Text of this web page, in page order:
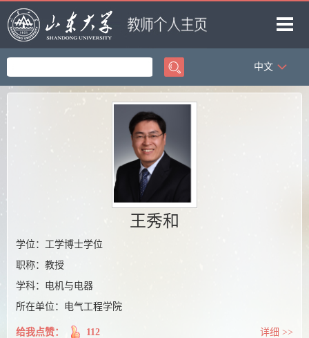
首页
中文
王秀和
学位：工学博士学位
职称：教授
学科：电机与电器
所在单位：电气工程学院
给我点赞： 112 详细 >>